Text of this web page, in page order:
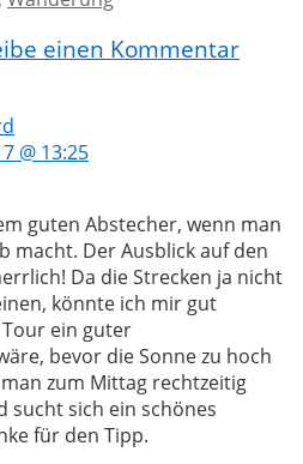
einen Kommentar
@ 13:25
guten Abstecher, wenn man
macht. Der Ausblick auf den
Da die Strecken ja nicht
könnte ich mir gut
ein guter
bevor die Sonne zu hoch
zum Mittag rechtzeitig
sucht sich ein schönes
für den Tipp.